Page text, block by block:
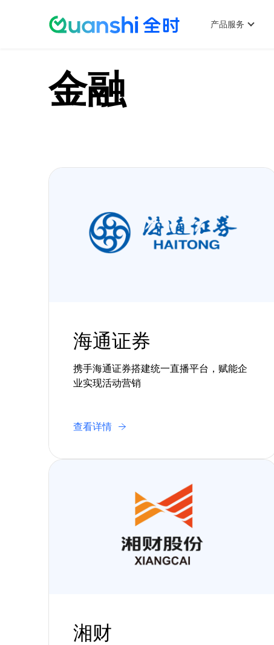
跳
菜
产品服务
金融
海通证券
携手海通证券搭建统一直播平台，赋能企
业实现活动营销
查看详情
湘财